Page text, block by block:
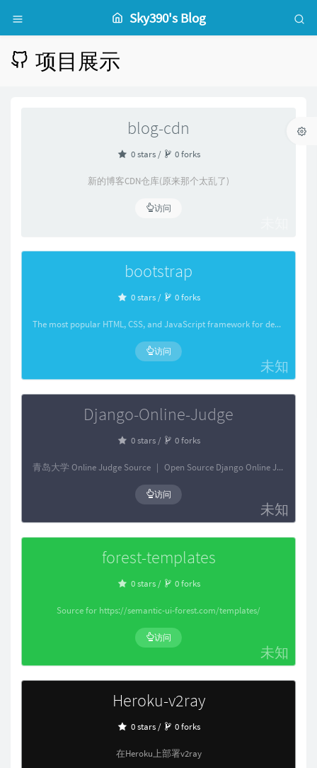
Sky390's Blog
项目展示
blog-cdn
0 stars / 0 forks
新的博客CDN仓库(原来那个太乱了)
访问
未知
bootstrap
0 stars / 0 forks
The most popular HTML, CSS, and JavaScript framework for developing responsive, mobile first projects on the web.
访问
未知
Django-Online-Judge
0 stars / 0 forks
青岛大学 Online Judge Source ｜ Open Source Django Online Judge.
访问
未知
forest-templates
0 stars / 0 forks
Source for https://semantic-ui-forest.com/templates/
访问
Heroku-v2ray
0 stars / 0 forks
在Heroku上部署v2ray